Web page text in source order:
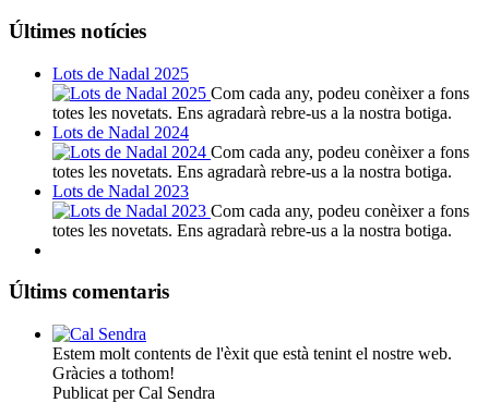
Últimes notícies
Lots de Nadal 2025
Com cada any, podeu conèixer a fons
totes les novetats. Ens agradarà rebre-us a la nostra botiga.
Lots de Nadal 2024
Com cada any, podeu conèixer a fons
totes les novetats. Ens agradarà rebre-us a la nostra botiga.
Lots de Nadal 2023
Com cada any, podeu conèixer a fons
totes les novetats. Ens agradarà rebre-us a la nostra botiga.
Últims comentaris
Estem molt contents de l'èxit que està tenint el nostre web.
Gràcies a tothom!
Publicat per Cal Sendra